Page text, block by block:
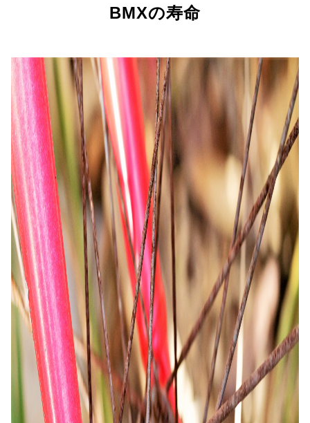
BMXの寿命